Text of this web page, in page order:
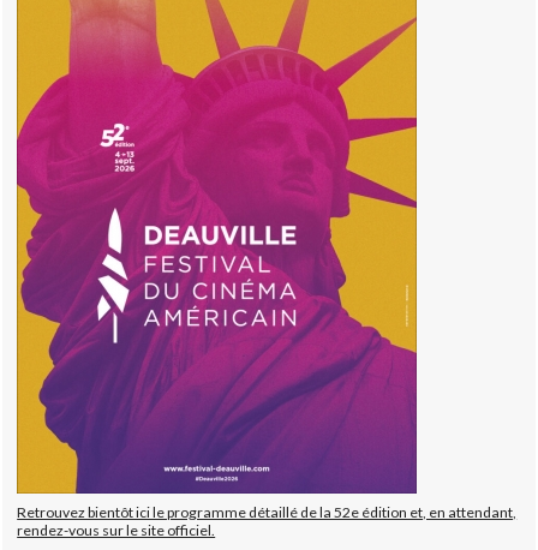
Retrouvez bientôt ici le programme détaillé de la 52e édition et, en attendant,
rendez-vous sur le site officiel.